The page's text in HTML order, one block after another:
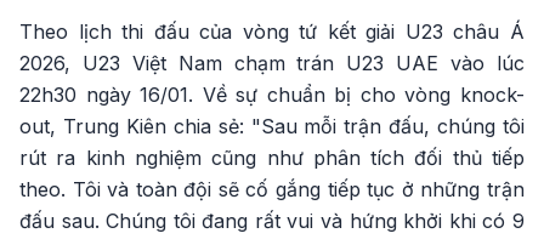
Theo lịch thi đấu của vòng tứ kết giải U23 châu Á
2026, U23 Việt Nam chạm trán U23 UAE vào lúc
22h30 ngày 16/01. Về sự chuẩn bị cho vòng knock-
out, Trung Kiên chia sẻ: "Sau mỗi trận đấu, chúng tôi
rút ra kinh nghiệm cũng như phân tích đối thủ tiếp
theo. Tôi và toàn đội sẽ cố gắng tiếp tục ở những trận
đấu sau. Chúng tôi đang rất vui và hứng khởi khi có 9